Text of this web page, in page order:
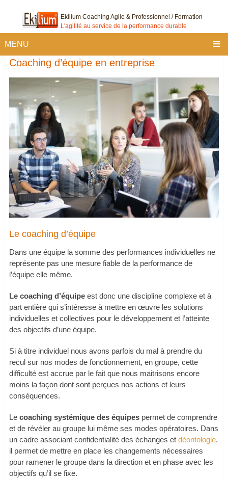
Ekilium Coaching Agile & Professionnel / Formation
L'agilité au service de la performance durable
MENU
Coaching d’équipe en entreprise
Le coaching d’équipe
Dans une équipe la somme des performances individuelles ne
représente pas une mesure fiable de la performance de
l’équipe elle même.
Le coaching d’équipeest donc une discipline complexe et à
part entière qui s’intéresse à mettre en œuvre les solutions
individuelles et collectives pour le développement et l’atteinte
des objectifs d’une équipe.
Si à titre individuel nous avons parfois du mal à prendre du
recul sur nos modes de fonctionnement, en groupe, cette
difficulté est accrue par le fait que nous maitrisons encore
moins la façon dont sont perçues nos actions et leurs
conséquences.
Le coaching systémique des équipespermet de comprendre
et de révéler au groupe lui même ses modes opératoires. Dans
un cadre associant confidentialité des échanges et déontologie,
il permet de mettre en place les changements nécessaires
pour ramener le groupe dans la direction et en phase avec les
objectifs qu’il se fixe.